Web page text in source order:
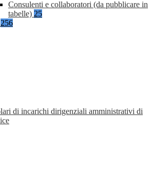
Consulenti e collaboratori (da pubblicare in
tabelle) 25
256
di incarichi dirigenziali amministrativi di